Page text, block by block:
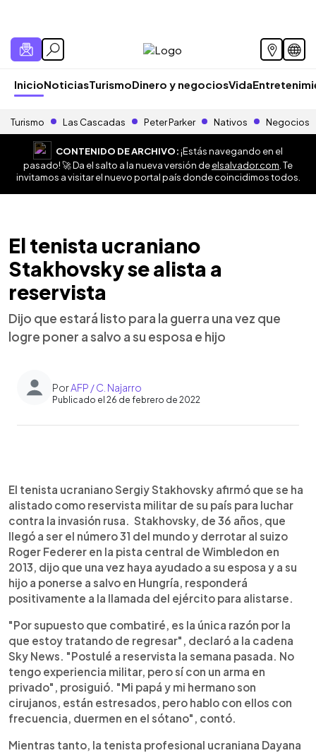
InicioNoticiasTurismoDinero y negociosVida
Turismo Las Cascadas Peter Parker Nativos Negocios
CONTENIDO DE ARCHIVO:¡Estás navegando en el
pasado! 🚀 Da el salto a la nueva versión deelsalvador.com . Te
invitamos a visitar el nuevo portal país donde coincidimos todos.
El tenista ucraniano
Stakhovsky se alista a
reservista
Dijo que estará listo para la guerra una vez que
logre poner a salvo a su esposa e hijo
PorAFP / C. Najarro
Publicado el 26 de febrero de 2022
► Escuchar artículo
El tenista ucraniano Sergiy Stakhovsky afirmó que se ha
alistado como reservista militar de su país para luchar
contra la invasión rusa. Stakhovsky, de 36 años, que
llegó a ser el número 31 del mundo y derrotar al suizo
Roger Federer en la pista central de Wimbledon en
2013, dijo que una vez haya ayudado a su esposa y a su
hijo a ponerse a salvo en Hungría, responderá
positivamente a la llamada del ejército para alistarse.
"Por supuesto que combatiré, es la única razón por la
que estoy tratando de regresar", declaró a la cadena
Sky News. "Postulé a reservista la semana pasada. No
tengo experiencia militar, pero sí con un arma en
privado", prosiguió. "Mi papá y mi hermano son
cirujanos, están estresados, pero hablo con ellos con
frecuencia, duermen en el sótano", contó.
Mientras tanto, la tenista profesional ucraniana Dayana